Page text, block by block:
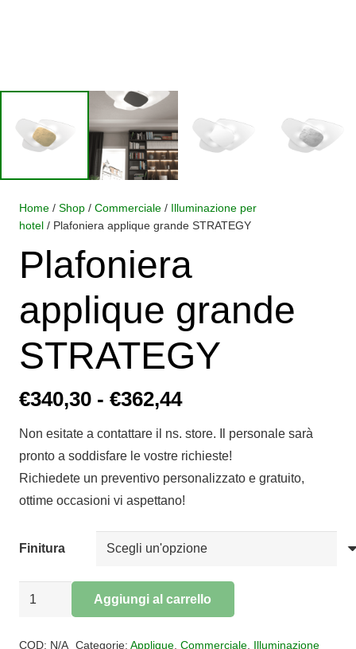
Home / Shop / Commerciale / Illuminazione per
hotel / Plafoniera applique grande STRATEGY
Plafoniera
applique grande
STRATEGY
€340,30 - €362,44Fascia
prezzo:
da
€340,30
a
€362,44
Non esitate a contattare il ns. store. Il personale sarà
pronto a soddisfare le vostre richieste!
Richiedete un preventivo personalizzato e gratuito,
ottime occasioni vi aspettano!
Finitura
Plafoniera
Aggiungi al carrello
COD: N/A Categorie: Applique, Commerciale, Illuminazione